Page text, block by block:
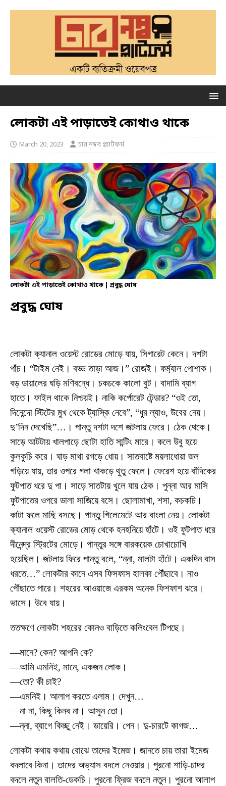
লোকটা এই পাড়াতেই কোথাও থাকে
March 20, 2023 চার নম্বর প্ল্যাটফর্ম
লোকটা এই পাড়াতেই কোথাও থাকে | প্রবুদ্ধ ঘোষ
প্রবুদ্ধ ঘোষ
লোকটা ক্যানাল ওয়েস্ট রোডের মোড়ে যায়, সিগারেট কেনে। দশটা
পাঁচ। “টাইম নেই। বড্ড তাড়া আজ।” রোজই। ফর্ম্যাল পোশাক।
বড় ডায়ালের ঘড়ি মণিবন্ধে। চকচকে কালো বুট। বাদামি ব্যাগ
হাতে। ফাইল থাকে নিশ্চয়ই। নাকি কর্পোরেট টেন্ডার? “ওই তো,
দিনেন্দো স্টিটের মুখ থেকে ট্যাস্কি নেবে”, “ধুর ল্যাও, উবের নেয়।
দু’দিন দেখেছি”…। পান্তু দশটা দশে জটলায় ফেরে। ঠেক থেকে।
সাড়ে আটটায় খালপাড়ে ছোটা হাতি সান্টিং মারে। কলে উবু হয়ে
কুলকুচি করে। ঘাড় মাথা রগড়ে ধোয়। সাতবাষ্টে ময়লাধোয়া জল
গড়িয়ে যায়, তার ওপরে গলা খাকড়ে থুতু ফেলে। ফেরেশ হয়ে বাঁদিকের
ফুটপাত ধরে দু পা। সাড়ে সাতটায় খুলে যায় ঠেক। পুন্না আর মাসি
ফুটপাতের ওপরে ডালা সাজিয়ে বসে। ছোলামাখা, শসা, কচকচি।
কাটা ফলে মাছি বসছে। পান্তু গিলেমেটে আর বাংলা নেয়। লোকটা
ক্যানাল ওয়েস্ট রোডের মোড় থেকে হনহনিয়ে হাঁটে। ওই ফুটপাত ধরে
দীনেন্দ্র স্ট্রিটের মোড়ে। পান্তুর সঙ্গে বারকয়েক চোখাচোখি
হয়েছিল। জটলায় ফিরে পান্তু বলে, “ন্না, মালটা হাঁটে। একদিন বাস
ধরতে…” লোকটার কানে এসব ফিসফাস হালকা পৌঁছাবে। নাও
পৌঁছাতে পারে। শহরের আওয়াজে এরকম অনেক ফিশফাশ ঝরে।
ভাসে। উবে যায়।
ততক্ষণে লোকটা শহরের কোনও বাড়িতে কলিংবেল টিপছে।
—মানে? কেন? আপনি কে?
—আমি এমনিই, মানে, একজন লোক।
—তো? কী চাই?
—এমনিই। আলাপ করতে এলাম। দেখুন…
—না না, কিছু কিনব না। আসুন তো।
—ন্না, ব্যাগে কিচ্ছু নেই। ডায়েরি। পেন। দু-চারটে কাগজ…
লোকটা কথায় কথায় বোঝে তাদের ইমেজ। জানতে চায় তারা ইমেজ
বদলাবে কিনা। তাদের অভ্যাস বদলে নেওয়ার। পুরনো শাড়ি-চাদর
বদলে নতুন বালতি-ডেকচি। পুরনো ফ্রিজ বদলে নতুন। পুরনো আলাপ